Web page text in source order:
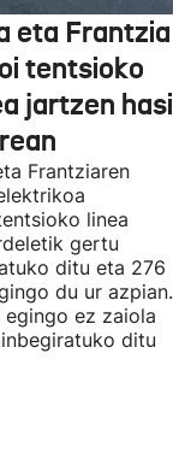
eta Frantzia
tentsioko
jartzen hasi
Frantziaren
linea
gertu
ditu eta 276
du ur azpian.
ez zaiola
ditu